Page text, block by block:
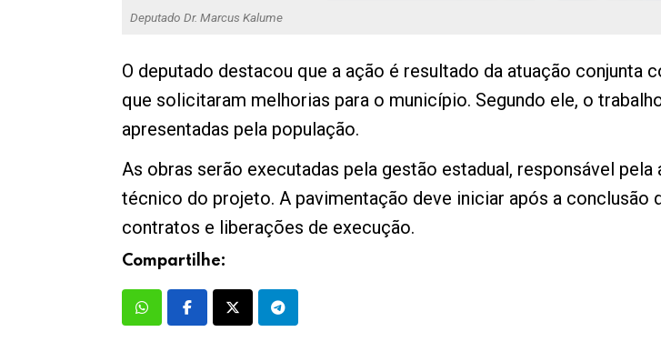
Deputado Dr. Marcus Kalume
O deputado destacou que a ação é resultado da atuação conjunta
que solicitaram melhorias para o município. Segundo ele, o
apresentadas pela população.
As obras serão executadas pela gestão estadual, responsável
técnico do projeto. A pavimentação deve iniciar após a
contratos e liberações de execução.
Compartilhe: